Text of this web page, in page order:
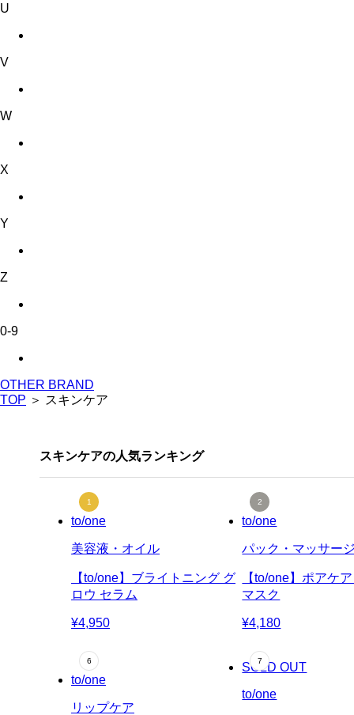
U
V
W
X
Y
Z
0-9
OTHER BRAND
TOP ＞ スキンケア
スキンケアの人気ランキング
to/one
美容液・オイル
【to/one】ブライトニング グ
ロウ セラム
¥4,950
to/one
パック・マッサー
【to/one】ポアケ
マスク
¥4,180
to/one
リップケア
SOLD OUT
to/one